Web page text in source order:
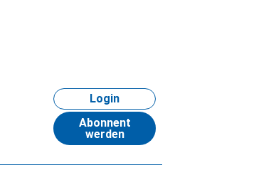
Login
Abonnent
werden